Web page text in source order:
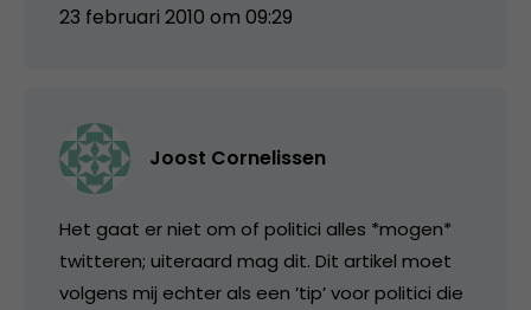
23 februari 2010 om 09:29
Joost Cornelissen
Het gaat er niet om of politici alles *mogen*
twitteren; uiteraard mag dit. Dit artikel moet
volgens mij echter als een ’tip’ voor politici die